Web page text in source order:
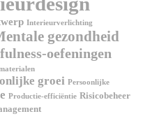
Interieurverlichting
gezondheid
oefeningen
groei Persoonlijke
Productie-efficiëntie Risicobeheer